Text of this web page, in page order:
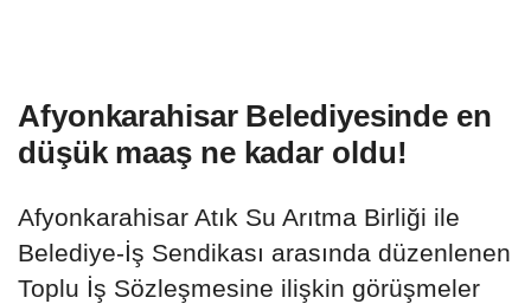
Afyonkarahisar Belediyesinde en
düşük maaş ne kadar oldu!
Afyonkarahisar Atık Su Arıtma Birliği ile
Belediye-İş Sendikası arasında düzenlenen
Toplu İş Sözleşmesine ilişkin görüşmeler